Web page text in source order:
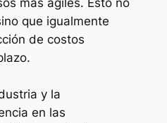
más ágiles. Esto no
que igualmente
de costos
y la
en las